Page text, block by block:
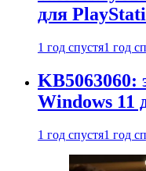
для
1 год спустя1 год
KB5063060:
Windows 11
1 год спустя1 год